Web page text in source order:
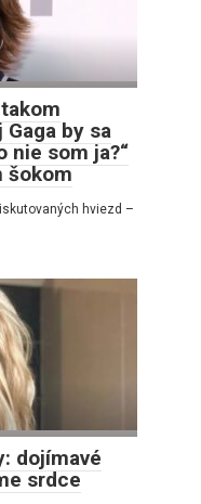
by sa
nie som ja?“
šokom
hviezd –
dojímavé
srdce